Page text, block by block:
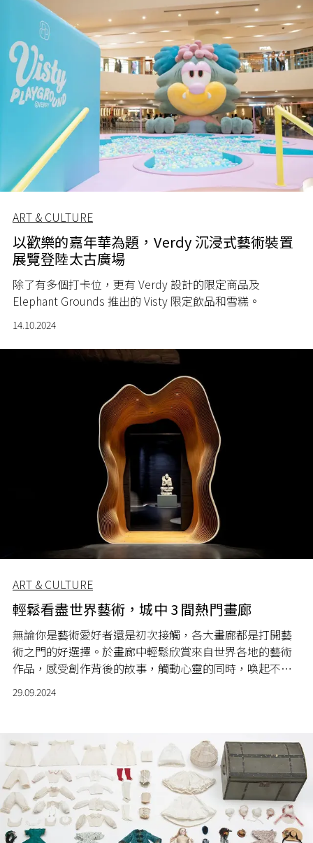
ART & CULTURE
以歡樂的嘉年華為題，Verdy 沉浸式藝術裝置
展覽登陸太古廣場
除了有多個打卡位，更有 Verdy 設計的限定商品及
Elephant Grounds 推出的 Visty 限定飲品和雪糕。
14.10.2024
ART & CULTURE
輕鬆看盡世界藝術，城中 3 間熱門畫廊
無論你是藝術愛好者還是初次接觸，各大畫廊都是打開藝
術之門的好選擇。於畫廊中輕鬆欣賞來自世界各地的藝術
作品，感受創作背後的故事，觸動心靈的同時，喚起不同
的情感。這3間本地城中熱門畫廊，定能讓大家輕鬆看盡世
界藝術的多樣性與魅力。
29.09.2024